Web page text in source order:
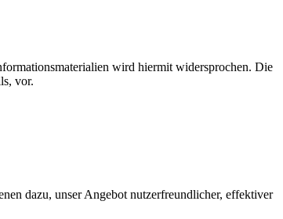
wird hiermit widersprochen. Die
vor.
dazu, unser Angebot nutzerfreundlicher, effektiver